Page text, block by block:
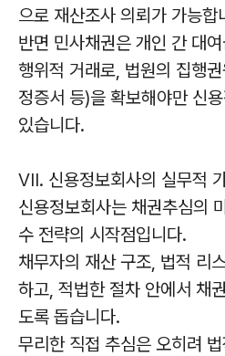
으로 재산조사 의뢰가 가능합
반면 민사채권은 개인 간 대
행위적 거래로, 법원의 집행
정증서 등)을 확보해야만 신
있습니다.
VII. 신용정보회사의 실무적
신용정보회사는 채권추심의
수 전략의 시작점입니다.
채무자의 재산 구조, 법적 리
하고, 적법한 절차 안에서 채
도록 돕습니다.
무리한 직접 추심은 오히려